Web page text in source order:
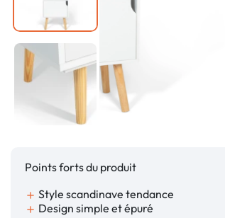
Points forts du produit
add Style scandinave tendance
add Design simple et épuré